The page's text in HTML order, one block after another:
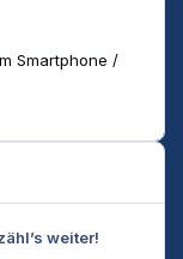
Smartphone /
weiter!